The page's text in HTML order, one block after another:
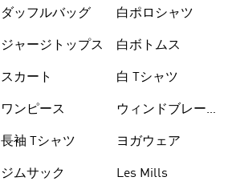
ダッフルバッグ
ジャージトップス
スカート
ワンピース
長袖 Tシャツ
ジムサック
白ポロシャツ
白ボトムス
白 Tシャツ
ウィンドブレーカ
ヨガウェア
Les Mills